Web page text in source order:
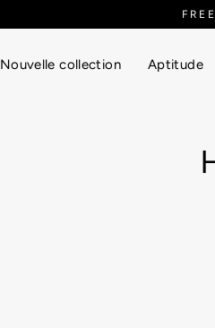
Nouvelle collection Aptitude